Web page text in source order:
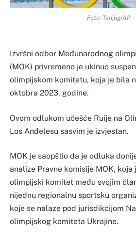
Foto: Tanjug/AP
Izvršni odbor Međunarodnog
(MOK) privremeno je ukinuo
olimpijskom komitetu, koja je bila
oktobra 2023. godine.
Ovom odlukom učešće Ruije na
Los Anđelesu sasvim je izvjestan.
MOK je saopštio da je odluka
analize Pravne komisije MOK,
olimpijski komitet među svojim
nijednu regionalnu sportsku
koje se nalaze pod jurisdikcijom
olimpijskog komiteta Ukrajine.